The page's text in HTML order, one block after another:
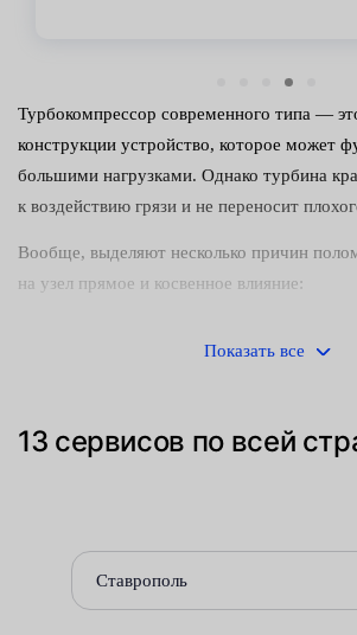
Турбокомпрессор современного типа —
конструкции устройство, которое может
большими нагрузками. Однако турбина
к воздействию грязи и не переносит
Вообще, выделяют несколько причин
на узел прямое и косвенное влияние:
устаревшим маслом, через
Нарушение герметичности.
Неправильная регулировка распредвала.
Показать все
13 сервисов по всей
Ставрополь